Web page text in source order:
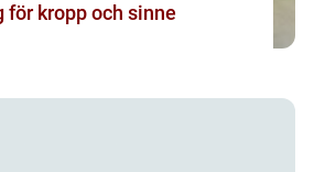
för kropp och sinne